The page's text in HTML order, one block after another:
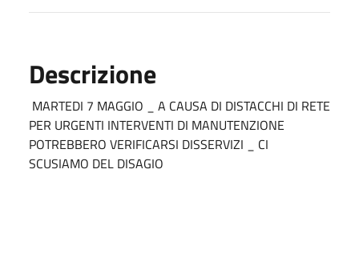
Descrizione
MARTEDI 7 MAGGIO _ A CAUSA DI DISTACCHI DI RETE
PER URGENTI INTERVENTI DI MANUTENZIONE
POTREBBERO VERIFICARSI DISSERVIZI _ CI
SCUSIAMO DEL DISAGIO